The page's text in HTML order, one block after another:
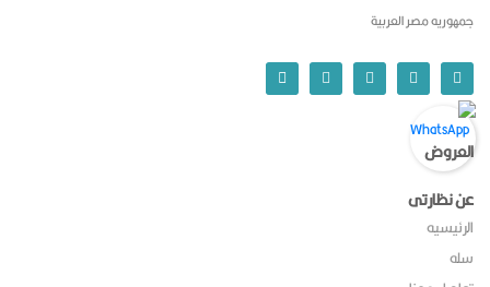
جمهوريه مصر العربية
العروض
عن نظارتى
الرئيسيه
سله